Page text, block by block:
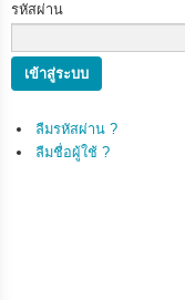
รหัสผ่าน
เข้าสู่ระบบ
ลืมรหัสผ่าน ?
ลืมชื่อผู้ใช้ ?